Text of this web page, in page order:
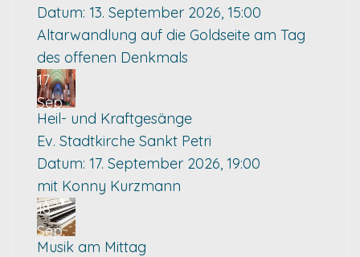
Datum: 13. September 2026, 15:00
Altarwandlung auf die Goldseite am Tag
des offenen Denkmals
17
Sep.
Heil- und Kraftgesänge
Ev. Stadtkirche Sankt Petri
Datum: 17. September 2026, 19:00
mit Konny Kurzmann
18
Sep.
Musik am Mittag